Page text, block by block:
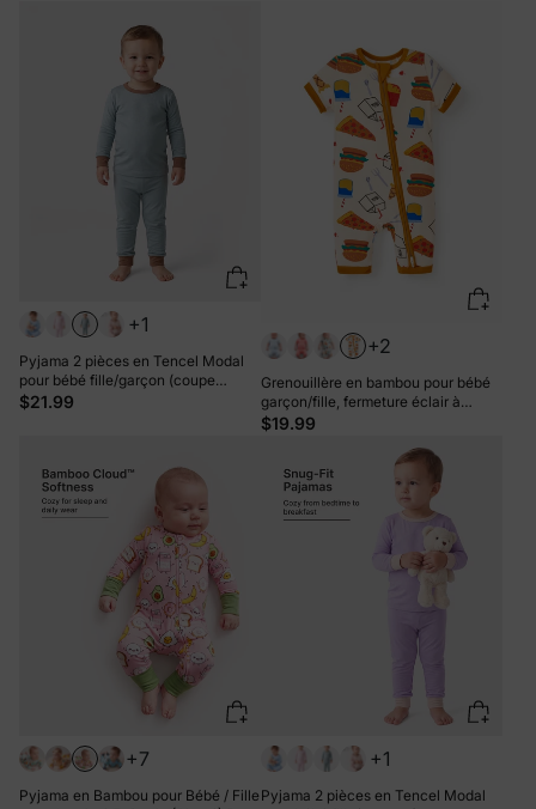
+1
Pyjama 2 pièces en Tencel Modal
pour bébé fille/garçon (coupe
ajustée) vert
$21.99
+2
Grenouillère en bambou pour bébé
garçon/fille, fermeture éclair à
double sens, antidérapante, motif
$19.99
+7
Pyjama en Bambou pour Bébé / Fille
+1
Pyjama 2 pièces en Tencel Modal